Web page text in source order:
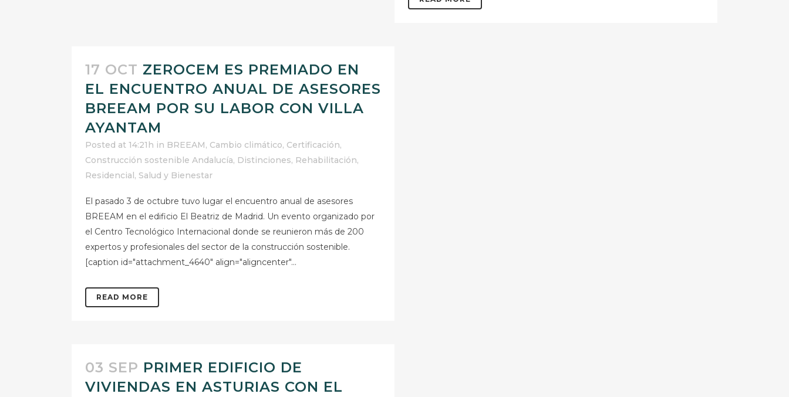
17 OCT ZEROCEM ES PREMIADO EN
EL ENCUENTRO ANUAL DE ASESORES
BREEAM POR SU LABOR CON VILLA
AYANTAM
Posted at 14:21h in BREEAM, Cambio climático, Certificación,
Construcción sostenible Andalucía, Distinciones, Rehabilitación,
Residencial, Salud y Bienestar
El pasado 3 de octubre tuvo lugar el encuentro anual de asesores
BREEAM en el edificio El Beatriz de Madrid. Un evento organizado por
el Centro Tecnológico Internacional donde se reunieron más de 200
expertos y profesionales del sector de la construcción sostenible.
[caption id="attachment_4640" align="aligncenter"...
READ MORE
03 SEP PRIMER EDIFICIO DE
VIVIENDAS EN ASTURIAS CON EL